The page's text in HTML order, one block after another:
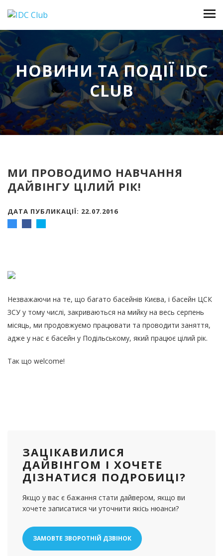
НОВИНИ ТА ПОДІЇ IDC
CLUB
МИ ПРОВОДИМО НАВЧАННЯ
ДАЙВІНГУ ЦІЛИЙ РІК!
ДАТА ПУБЛИКАЦІЇ: 22.07.2016
Незважаючи на те, що багато басейнів Києва, і басейн ЦСК
ЗСУ у тому числі, закриваються на мийку на весь серпень
місяць, ми продовжуємо працювати та проводити заняття,
адже у нас є басейн у Подільському, який працює цілий рік.
Так що welcome!
ЗАЦІКАВИЛИСЯ
ДАЙВІНГОМ І ХОЧЕТЕ
ДІЗНАТИСЯ ПОДРОБИЦІ?
Якщо у вас є бажання стати дайвером, якщо ви
хочете записатися чи уточнити якісь нюанси?
ЗАМОВТЕ ЗВОРОТНІЙ ДЗВІНОК